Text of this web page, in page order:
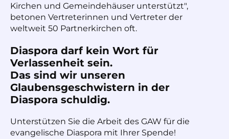
Kirchen und Gemeindehäuser unterstützt",
betonen Vertreterinnen und Vertreter der
weltweit 50 Partnerkirchen oft.
Diaspora darf kein Wort für
Verlassenheit sein.
Das sind wir unseren
Glaubensgeschwistern in der
Diaspora schuldig.
Unterstützen Sie die Arbeit des GAW für die
evangelische Diaspora mit Ihrer Spende!